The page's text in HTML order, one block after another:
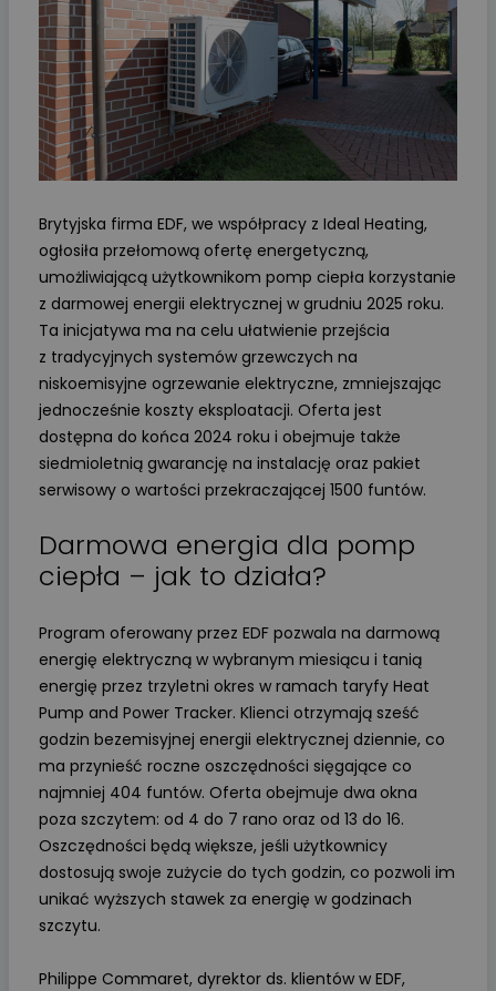
Brytyjska firma EDF, we współpracy z Ideal Heating,
ogłosiła przełomową ofertę energetyczną,
umożliwiającą użytkownikom pomp ciepła korzystanie
z darmowej energii elektrycznej w grudniu 2025 roku.
Ta inicjatywa ma na celu ułatwienie przejścia
z tradycyjnych systemów grzewczych na
niskoemisyjne ogrzewanie elektryczne, zmniejszając
jednocześnie koszty eksploatacji. Oferta jest
dostępna do końca 2024 roku i obejmuje także
siedmioletnią gwarancję na instalację oraz pakiet
serwisowy o wartości przekraczającej 1500 funtów.
Darmowa energia dla pomp
ciepła – jak to działa?
Program oferowany przez EDF pozwala na darmową
energię elektryczną w wybranym miesiącu i tanią
energię przez trzyletni okres w ramach taryfy Heat
Pump and Power Tracker. Klienci otrzymają sześć
godzin bezemisyjnej energii elektrycznej dziennie, co
ma przynieść roczne oszczędności sięgające co
najmniej 404 funtów. Oferta obejmuje dwa okna
poza szczytem: od 4 do 7 rano oraz od 13 do 16.
Oszczędności będą większe, jeśli użytkownicy
dostosują swoje zużycie do tych godzin, co pozwoli im
unikać wyższych stawek za energię w godzinach
szczytu.
Philippe Commaret, dyrektor ds. klientów w EDF,